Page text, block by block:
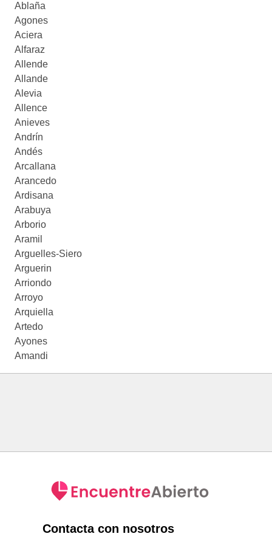
Ablaña
Agones
Aciera
Alfaraz
Allende
Allande
Alevia
Allence
Anieves
Andrín
Andés
Arcallana
Arancedo
Ardisana
Arabuya
Arborio
Aramil
Arguelles-Siero
Arguerin
Arriondo
Arroyo
Arquiella
Artedo
Ayones
Amandi
Contacta con nosotros